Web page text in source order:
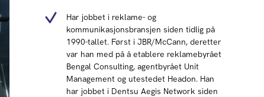
Har jobbet i reklame- og
kommunikasjonsbransjen siden tidlig på
1990-tallet. Først i JBR/McCann, deretter
var han med på å etablere reklamebyrået
Bengal Consulting, agentbyrået Unit
Management og utestedet Headon. Han
har jobbet i Dentsu Aegis Network siden